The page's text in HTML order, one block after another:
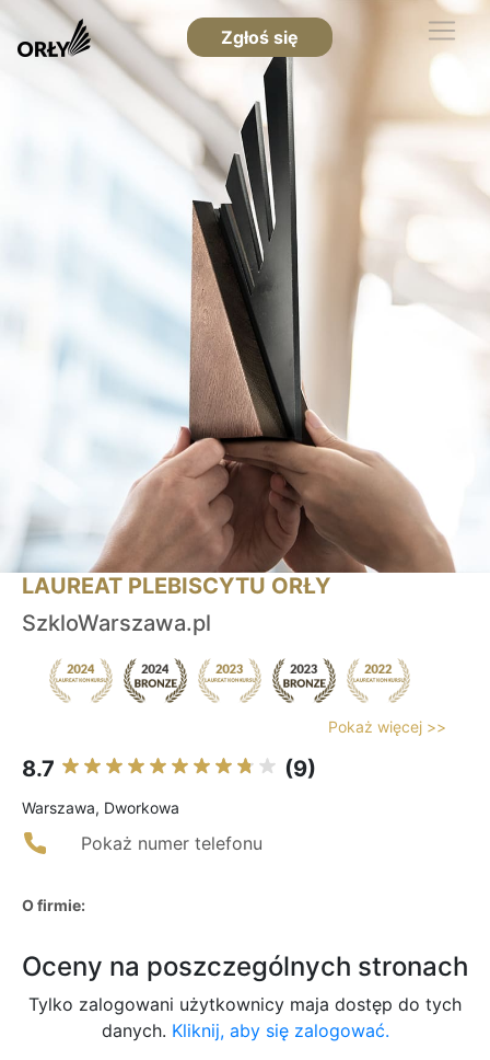
Zgłoś się
LAUREAT PLEBISCYTU ORŁY
SzkloWarszawa.pl
Pokaż więcej >>
8.7 (9)
Warszawa, Dworkowa
Pokaż numer telefonu
O firmie:
Oceny na poszczególnych stronach
Tylko zalogowani użytkownicy maja dostęp do tych
danych. Kliknij, aby się zalogować.